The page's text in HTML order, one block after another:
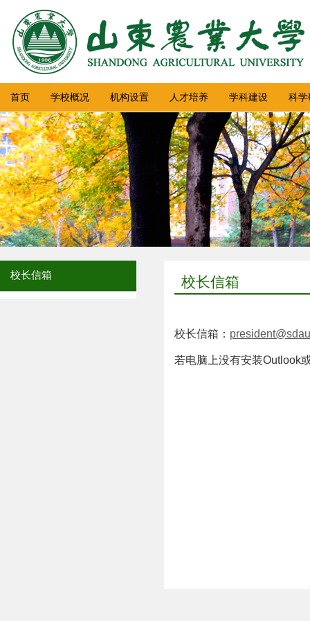
首页 学校概况 机构设置 人才培养 学科建设 科学
校长信箱 校长信箱
校长信箱：
若电脑上没有安装Outlook